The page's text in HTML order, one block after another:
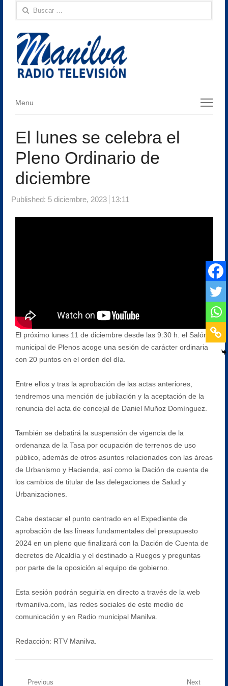
Buscar:
Menu
Menu
El lunes se celebra el
Pleno Ordinario de
diciembre
Published: 5 diciembre, 2023 13:11
El próximo lunes 11 de diciembre desde las 9:30 h. el Salón
municipal de Plenos acoge una sesión de carácter ordinaria
con 20 puntos en el orden del día.
Entre ellos y tras la aprobación de las actas anteriores,
tendremos una mención de jubilación y la aceptación de la
renuncia del acta de concejal de Daniel Muñoz Domínguez.
También se debatirá la suspensión de vigencia de la
ordenanza de la Tasa por ocupación de terrenos de uso
público, además de otros asuntos relacionados con las áreas
de Urbanismo y Hacienda, así como la Dación de cuenta de
los cambios de titular de las delegaciones de Salud y
Urbanizaciones.
Cabe destacar el punto centrado en el Expediente de
aprobación de las líneas fundamentales del presupuesto
2024 en un pleno que finalizará con la Dación de Cuenta de
decretos de Alcaldía y el destinado a Ruegos y preguntas
por parte de la oposición al equipo de gobierno.
Esta sesión podrán seguirla en directo a través de la web
rtvmanilva.com, las redes sociales de este medio de
comunicación y en Radio municipal Manilva.
Redacción: RTV Manilva.
Previous Next